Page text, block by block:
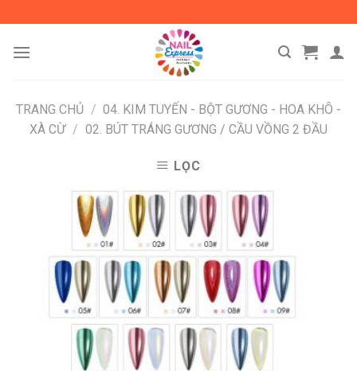
content
TRANG CHỦ / 04. KIM TUYẾN - BỘT GƯƠNG - HOA KHÔ -
XÀ CỪ / 02. BÚT TRÁNG GƯƠNG / CẦU VỒNG 2 ĐẦU
LỌC